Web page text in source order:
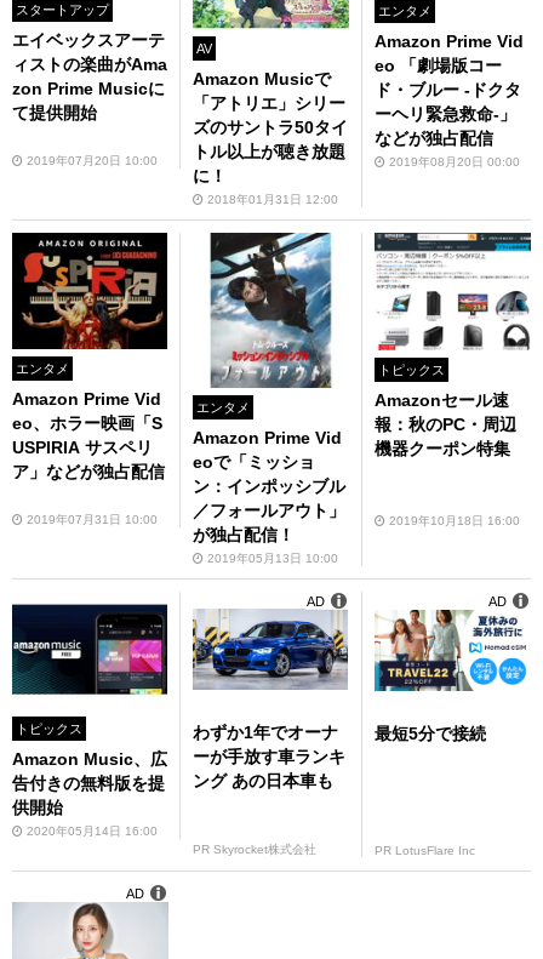
スタートアップ
エイベックスアーテ
ィストの楽曲がAma
zon Prime Musicに
て提供開始
2019年07月20日 10:00
AV
Amazon Musicで
「アトリエ」シリー
ズのサントラ50タイ
トル以上が聴き放題
に！
2018年01月31日 12:00
エンタメ
Amazon Prime Vid
eo 「劇場版コー
ド・ブルー -ドクタ
ーヘリ緊急救命-」
などが独占配信
2019年08月20日 00:00
エンタメ
Amazon Prime Vid
eo、ホラー映画「S
USPIRIA サスペリ
ア」などが独占配信
2019年07月31日 10:00
エンタメ
Amazon Prime Vid
eoで「ミッショ
ン：インポッシブル
／フォールアウト」
が独占配信！
2019年05月13日 10:00
トピックス
Amazonセール速
報：秋のPC・周辺
機器クーポン特集
2019年10月18日 16:00
トピックス
Amazon Music、広
告付きの無料版を提
供開始
2020年05月14日 16:00
わずか1年でオーナ
ーが手放す車ランキ
ング あの日本車も
PR Skyrocket株式会社
AD
最短5分で接続
PR LotusFlare Inc
AD
AD